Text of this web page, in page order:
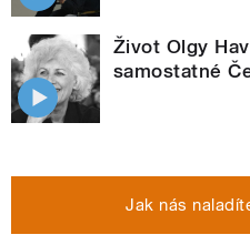
Život Olgy
samostatné
Jak nás